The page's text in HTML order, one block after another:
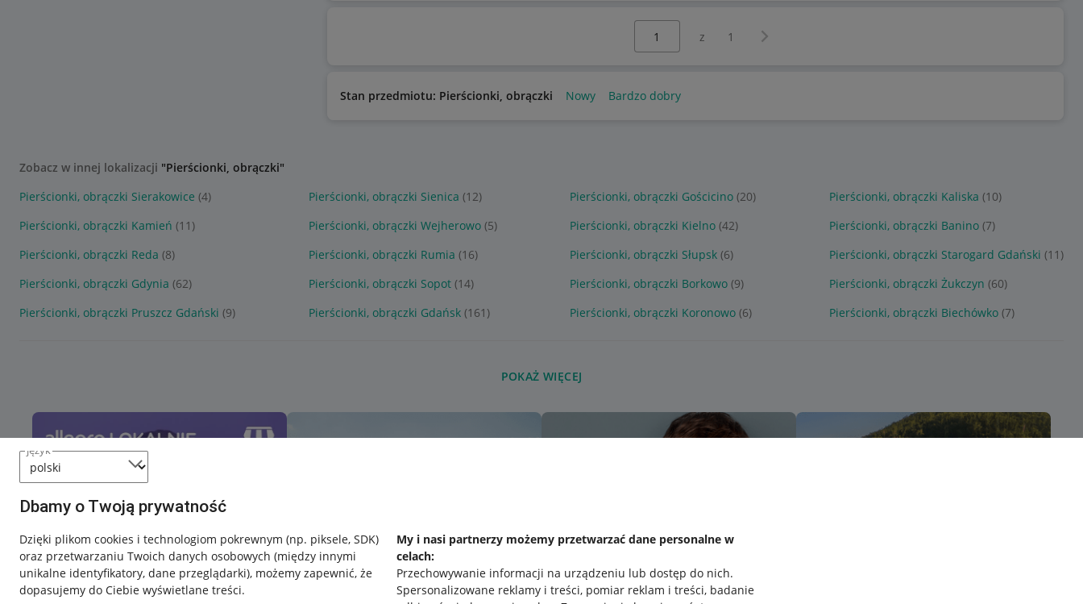
język
Dbamy o Twoją prywatność
Dzięki plikom cookies i technologiom pokrewnym (np. piksele, SDK)
oraz przetwarzaniu Twoich danych osobowych (między innymi
unikalne identyfikatory, dane przeglądarki), możemy zapewnić, że
dopasujemy do Ciebie wyświetlane treści.
My i nasi partnerzy możemy przetwarzać dane personalne w
celach:
Przechowywanie informacji na urządzeniu lub dostęp do nich.
Spersonalizowane reklamy i treści, pomiar reklam i treści, badanie
z 1 Następna strona
Stan przedmiotu: Pierścionki, obrączki Nowy Bardzo dobry
Zobacz w innej lokalizacji "Pierścionki, obrączki"
Pierścionki, obrączki Sierakowice (4) Pierścionki, obrączki Sienica (12) Pierścionki, obrączki Gościcino (20) Pierścionki, obrączki Kaliska (10)
Pierścionki, obrączki Kamień (11) Pierścionki, obrączki Wejherowo (5) Pierścionki, obrączki Kielno (42) Pierścionki, obrączki Banino (7)
Pierścionki, obrączki Reda (8) Pierścionki, obrączki Rumia (16) Pierścionki, obrączki Słupsk (6) Pierścionki, obrączki Starogard Gdański (11)
Pierścionki, obrączki Gdynia (62) Pierścionki, obrączki Sopot (14) Pierścionki, obrączki Borkowo (9) Pierścionki, obrączki Żukczyn (60)
Pierścionki, obrączki Pruszcz Gdański (9) Pierścionki, obrączki Gdańsk (161) Pierścionki, obrączki Koronowo (6) Pierścionki, obrączki Biechówko (7)
POKAŻ WIĘCEJ